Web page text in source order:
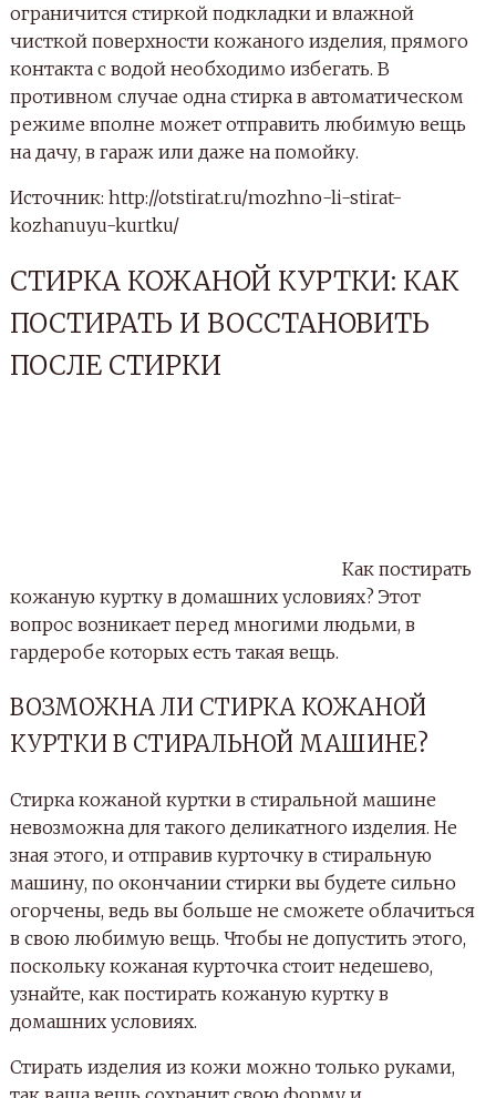
ограничится стиркой подкладки и влажной
чисткой поверхности кожаного изделия, прямого
контакта с водой необходимо избегать. В
противном случае одна стирка в автоматическом
режиме вполне может отправить любимую вещь
на дачу, в гараж или даже на помойку.
Источник: http://otstirat.ru/mozhno-li-stirat-
kozhanuyu-kurtku/
СТИРКА КОЖАНОЙ КУРТКИ: КАК
ПОСТИРАТЬ И ВОССТАНОВИТЬ
ПОСЛЕ СТИРКИ
Как постирать
кожаную куртку в домашних условиях? Этот
вопрос возникает перед многими людьми, в
гардеробе которых есть такая вещь.
ВОЗМОЖНА ЛИ СТИРКА КОЖАНОЙ
КУРТКИ В СТИРАЛЬНОЙ МАШИНЕ?
Стирка кожаной куртки в стиральной машине
невозможна для такого деликатного изделия. Не
зная этого, и отправив курточку в стиральную
машину, по окончании стирки вы будете сильно
огорчены, ведь вы больше не сможете облачиться
в свою любимую вещь. Чтобы не допустить этого,
поскольку кожаная курточка стоит недешево,
узнайте, как постирать кожаную куртку в
домашних условиях.
Стирать изделия из кожи можно только руками,